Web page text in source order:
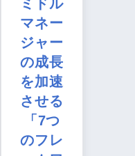
ミドル
マネー
ジャー
の成長
を加速
させる
「7つ
のフレ